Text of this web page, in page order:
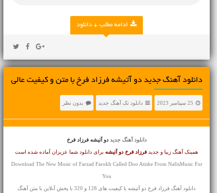
ادامه مطلب + دانلود
دانلود آهنگ جديد دو آتیشه فرزاد فرخ با متن و کیفیت عالی
25 سپتامبر 2023 دانلود تک آهنگ جدید بدون نظر
دانلود آهنگ جدید دو آتیشه فرزاد فرخ
همینک آهنگ زیبا و جدید فرزاد فرخ دو آتیشهبرای دانلود شما عزیزان آماده شده است
Download The New Music of Farzad Farokh Called Doo Atishe From NafisMusic For
You
دانلود آهنگ فرزاد فرخ دو آتیشه با کیفیت های 128 و 320 با پخش آنلاین با متن آهنگ